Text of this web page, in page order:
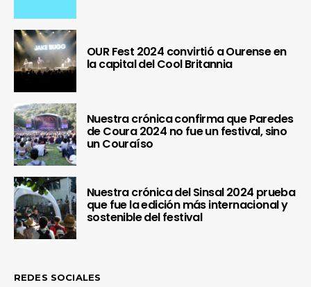
OUR Fest 2024 convirtió a Ourense en
la capital del Cool Britannia
Nuestra crónica confirma que Paredes
de Coura 2024 no fue un festival, sino
un Couraíso
Nuestra crónica del Sinsal 2024 prueba
que fue la edición más internacional y
sostenible del festival
REDES SOCIALES